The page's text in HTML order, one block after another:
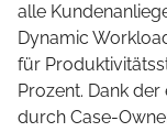
alle
Dynamic
für
Prozent. Dank
durch Case-